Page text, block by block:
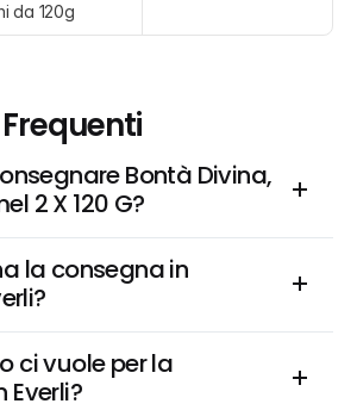
da 120g
Bontà Divina,
2 X 120 G?
la consegna in
ci vuole per la
Everli?